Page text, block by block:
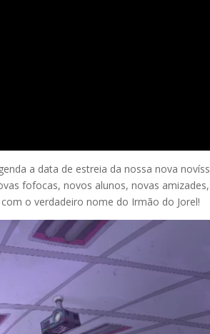
a data de estreia da nossa nova
fofocas, novos alunos, novas amizades,
o verdadeiro nome do Irmão do Jorel!